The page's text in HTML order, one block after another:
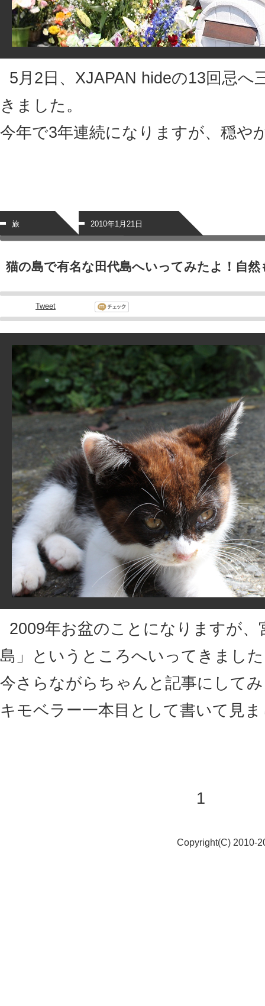
5月2日、XJAPAN hideの13回忌へ
きました。
今年で3年連続になりますが、穏や
旅 2010年1月21日
猫の島で有名な田代島へいってみたよ！自
Tweet
2009年お盆のことになりますが、
島」というところへいってきまし
今さらながらちゃんと記事にして
キモベラー一本目として書いて見
1
Copyright(C) 2010-